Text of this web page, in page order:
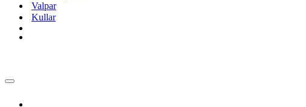
Valpar
Kullar
Navigeringsmeny